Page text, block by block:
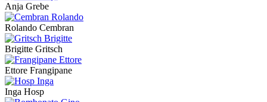
Anja Grebe
Rolando Cembran
Brigitte Gritsch
Ettore Frangipane
Inga Hosp